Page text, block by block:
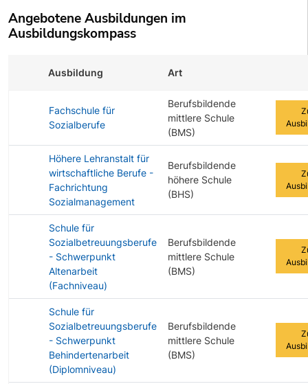
Angebotene Ausbildungen im
Ausbildungskompass
Ausbildung Art
Fachschule für
Sozialberufe
Berufsbildende
mittlere Schule
(BMS)
Höhere Lehranstalt für
wirtschaftliche Berufe -
Fachrichtung
Sozialmanagement
Berufsbildende
höhere Schule
(BHS)
Schule für
Sozialbetreuungsberufe
- Schwerpunkt
Altenarbeit
(Fachniveau)
Berufsbildende
mittlere Schule
(BMS)
Schule für
Sozialbetreuungsberufe
- Schwerpunkt
Behindertenarbeit
(Diplomniveau)
Berufsbildende
mittlere Schule
(BMS)